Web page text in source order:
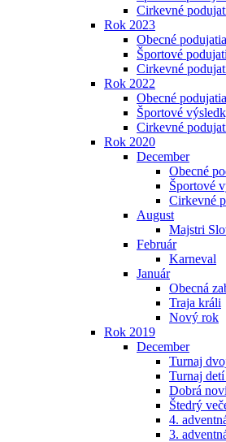
Cirkevné
Rok 2023
Obecné podujatia
Športové
Cirkevné
Rok 2022
Obecné podujatia
Športové
Cirkevné
Rok 2020
December
Obecné
Športové
Cirkevné
August
Majstri
Február
Karneval
Január
Obecná
Traja králi
Nový rok
Rok 2019
December
Turnaj
Turnaj
Dobrá
Štedrý
4.
3.